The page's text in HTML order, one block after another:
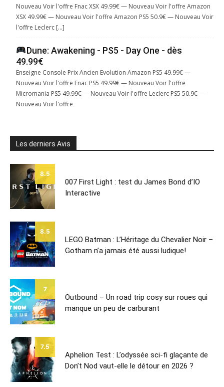
Nouveau Voir l'offre Fnac XSX 49.99€ — Nouveau Voir l'offre Amazon
XSX 49.99€ — Nouveau Voir l'offre Amazon PS5 50.9€ — Nouveau Voir
l'offre Leclerc […]
Dune: Awakening - PS5 - Day One - dès
49.99€
Enseigne Console Prix Ancien Evolution Amazon PS5 49.99€ —
Nouveau Voir l'offre Fnac PS5 49.99€ — Nouveau Voir l'offre
Micromania PS5 49.99€ — Nouveau Voir l'offre Leclerc PS5 50.9€ —
Nouveau Voir l'offre
Les derniers Avis
8.5
007 First Light : test du James Bond d’IO
Interactive
8.5
LEGO Batman : L’Héritage du Chevalier Noir –
Gotham n’a jamais été aussi ludique!
7
Outbound – Un road trip cosy sur roues qui
manque un peu de carburant
7.5
Aphelion Test : L’odyssée sci-fi glaçante de
Don’t Nod vaut-elle le détour en 2026 ?